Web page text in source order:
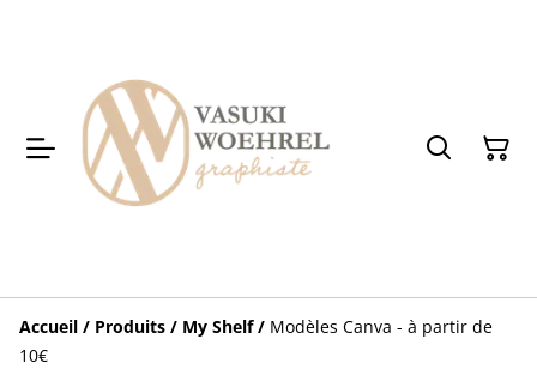
Accueil / Produits / My Shelf / Modèles Canva - à partir de
10€